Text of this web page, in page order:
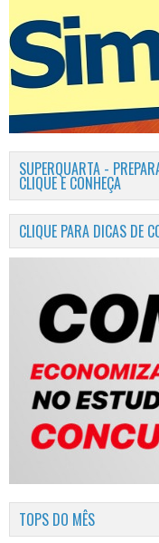
SUPERQUARTA -
CLIQUE E CONHEÇA
CLIQUE PARA DICAS DE
TOPS DO MÊS